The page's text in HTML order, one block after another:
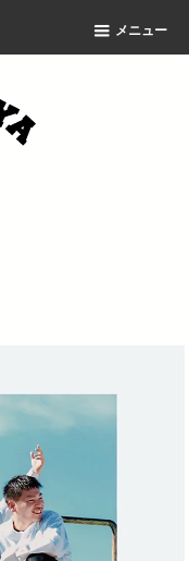
メニュー